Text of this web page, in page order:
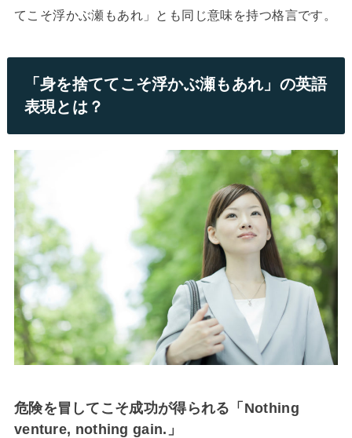
てこそ浮かぶ瀬もあれ」とも同じ意味を持つ格言です。
「身を捨ててこそ浮かぶ瀬もあれ」の英語
表現とは？
危険を冒してこそ成功が得られる「Nothing
venture, nothing gain.」